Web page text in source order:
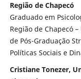
Região de Chapecó
Graduado em
Região de Chapecó
de Pós-Graduação
Políticas Sociais e
Cristiane Tonezer,